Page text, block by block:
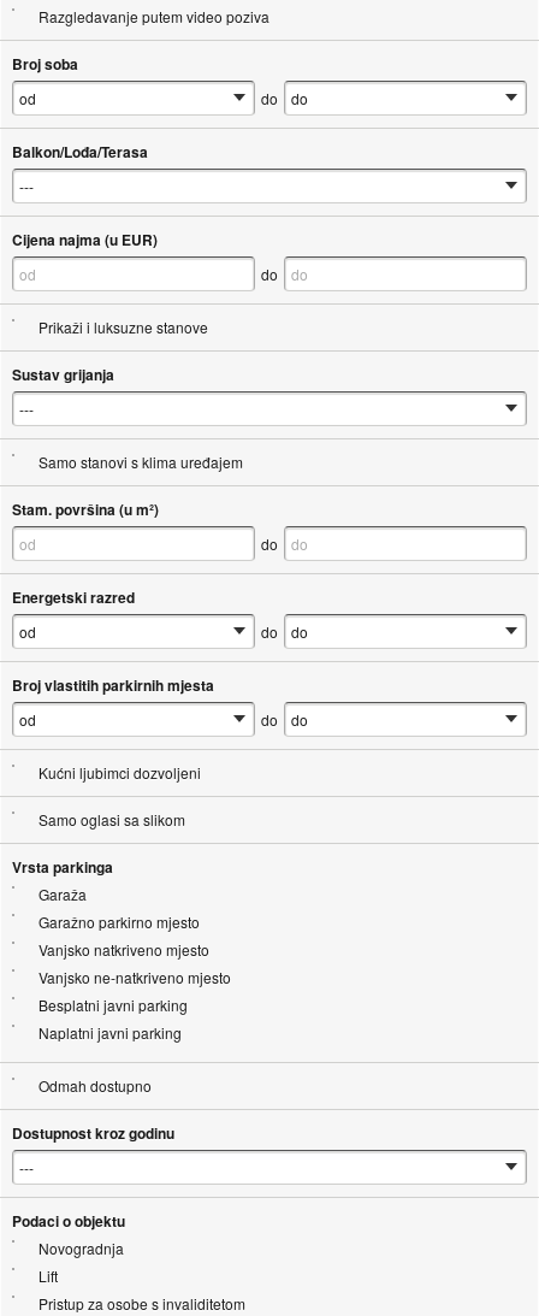
Razgledavanje putem video poziva
Broj soba
do
Balkon/Lođa/Terasa
Cijena najma (u EUR)
do
Prikaži i luksuzne stanove
Sustav grijanja
Samo stanovi s klima uređajem
Stam. površina (u m²)
do
Energetski razred
do
Broj vlastitih parkirnih mjesta
do
Kućni ljubimci dozvoljeni
Samo oglasi sa slikom
Vrsta parkinga
Garaža
Garažno parkirno mjesto
Vanjsko natkriveno mjesto
Vanjsko ne-natkriveno mjesto
Besplatni javni parking
Naplatni javni parking
Odmah dostupno
Dostupnost kroz godinu
Podaci o objektu
Novogradnja
Lift
Pristup za osobe s invaliditetom